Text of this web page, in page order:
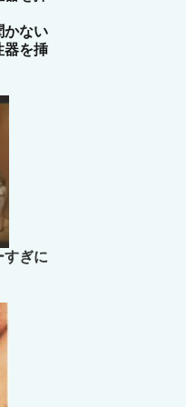
かない
器を挿
ぎに